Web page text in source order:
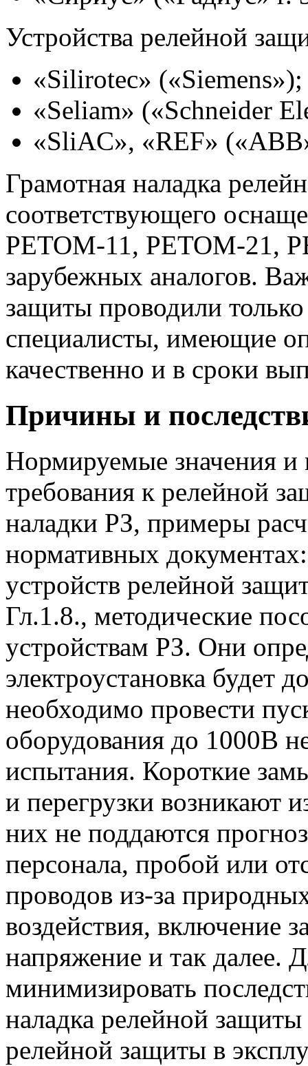
Устройства релейной
«Silirotec» («Siemens»);
«Seliam» («Schneider
«SliAC», «REF»
Грамотная наладка
соответствующего
РЕТОМ-11, РЕТОМ-21,
зарубежных аналогов.
защиты проводили
специалисты, имеющие
качественно и в сроки
Причины и
Нормируемые значения и
требования к релейной
наладки РЗ, примеры
нормативных
устройств релейной
Гл.1.8., методические
устройствам РЗ. Они
электроустановка будет
необходимо провести
оборудования до 1000В
испытания. Короткие
и перегрузки возникают
них не поддаются
персонала, пробой или
проводов из-за
воздействия, включение
напряжение и так далее.
минимизировать
наладка релейной
релейной защиты в